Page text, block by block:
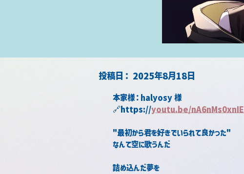
2025年8月18日
​投稿日：
本家様：halyosy 様
🔗https://youtu.be/nA6nMs0xnIE
"最初から君を好きでいられて良かった"
なんて空に歌うんだ
詰め込んだ夢を